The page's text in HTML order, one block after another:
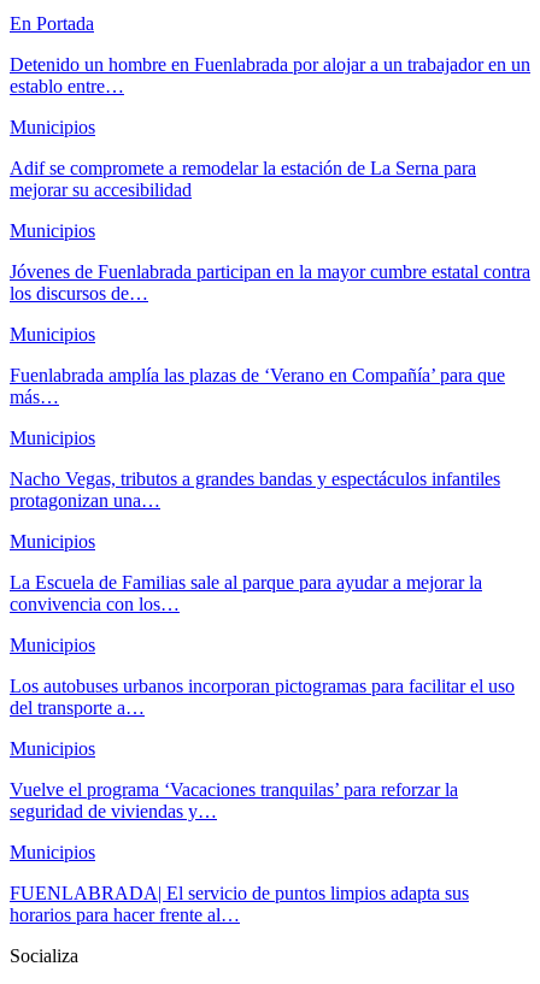
En Portada
Detenido un hombre en Fuenlabrada por alojar a un trabajador en un
establo entre…
Municipios
Adif se compromete a remodelar la estación de La Serna para
mejorar su accesibilidad
Municipios
Jóvenes de Fuenlabrada participan en la mayor cumbre estatal contra
los discursos de…
Municipios
Fuenlabrada amplía las plazas de ‘Verano en Compañía’ para que
más…
Municipios
Nacho Vegas, tributos a grandes bandas y espectáculos infantiles
protagonizan una…
Municipios
La Escuela de Familias sale al parque para ayudar a mejorar la
convivencia con los…
Municipios
Los autobuses urbanos incorporan pictogramas para facilitar el uso
del transporte a…
Municipios
Vuelve el programa ‘Vacaciones tranquilas’ para reforzar la
seguridad de viviendas y…
Municipios
FUENLABRADA| El servicio de puntos limpios adapta sus
horarios para hacer frente al…
Socializa